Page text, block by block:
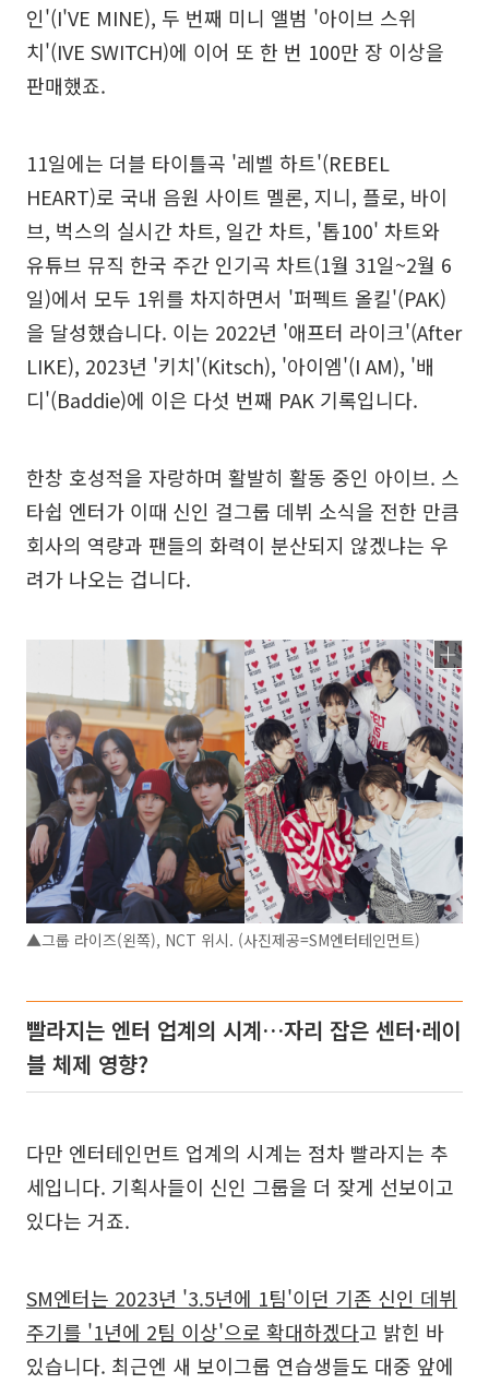
인'(I'VE MINE), 두 번째 미니 앨범 '아이브 스위
치'(IVE SWITCH)에 이어 또 한 번 100만 장 이상을
판매했죠.
11일에는 더블 타이틀곡 '레벨 하트'(REBEL
HEART)로 국내 음원 사이트 멜론, 지니, 플로, 바이
브, 벅스의 실시간 차트, 일간 차트, '톱100' 차트와
유튜브 뮤직 한국 주간 인기곡 차트(1월 31일~2월 6
일)에서 모두 1위를 차지하면서 '퍼펙트 올킬'(PAK)
을 달성했습니다. 이는 2022년 '애프터 라이크'(After
LIKE), 2023년 '키치'(Kitsch), '아이엠'(I AM), '배
디'(Baddie)에 이은 다섯 번째 PAK 기록입니다.
한창 호성적을 자랑하며 활발히 활동 중인 아이브. 스
타쉽 엔터가 이때 신인 걸그룹 데뷔 소식을 전한 만큼
회사의 역량과 팬들의 화력이 분산되지 않겠냐는 우
려가 나오는 겁니다.
▲그룹 라이즈(왼쪽), NCT 위시. (사진제공=SM엔터테인먼트)
빨라지는 엔터 업계의 시계…자리 잡은 센터·레이
블 체제 영향?
다만 엔터테인먼트 업계의 시계는 점차 빨라지는 추
세입니다. 기획사들이 신인 그룹을 더 잦게 선보이고
있다는 거죠.
SM엔터는 2023년 '3.5년에 1팀'이던 기존 신인 데뷔
주기를 '1년에 2팀 이상'으로 확대하겠다고 밝힌 바
있습니다. 최근엔 새 보이그룹 연습생들도 대중 앞에